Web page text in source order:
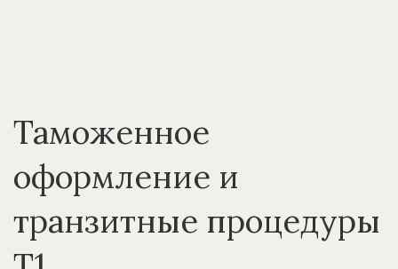
Таможенное
оформление и
транзитные процедуры